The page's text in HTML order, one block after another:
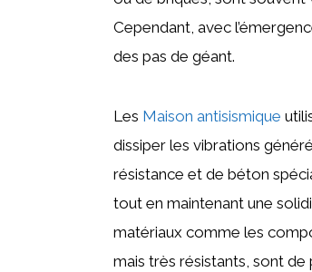
Cependant, avec
des pas de géant.
Les Maison antisismique
dissiper les vibrations
résistance et de béton
tout en maintenant une
matériaux comme les
mais très résistants, sont